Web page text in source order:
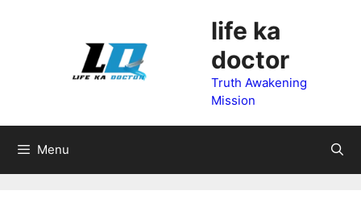
life ka
doctor
Truth Awakening
Mission
Menu